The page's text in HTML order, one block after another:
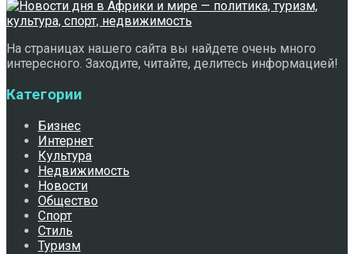
На страницах нашего сайта вы найдете очень много
интересного. Заходите, читайте, делитесь информацией!
Категории
Бизнес
Интернет
Культура
Недвижимость
Новости
Общество
Спорт
Стиль
Туризм